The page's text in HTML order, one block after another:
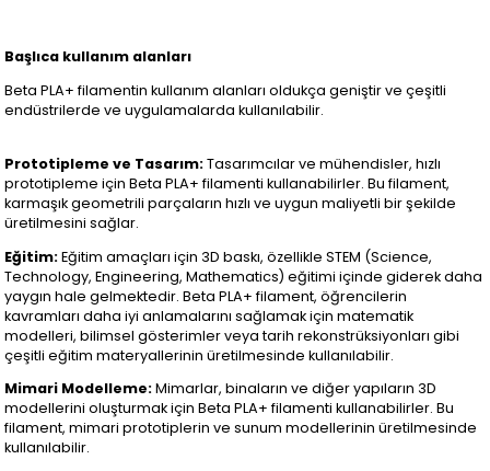
Başlıca kullanım alanları
Beta PLA+ filamentin kullanım alanları oldukça geniştir ve çeşitli
endüstrilerde ve uygulamalarda kullanılabilir.
Prototipleme ve Tasarım:Tasarımcılar ve mühendisler, hızlı
prototipleme için Beta PLA+ filamenti kullanabilirler. Bu filament,
karmaşık geometrili parçaların hızlı ve uygun maliyetli bir şekilde
üretilmesini sağlar.
Eğitim:Eğitim amaçları için 3D baskı, özellikle STEM (Science,
Technology, Engineering, Mathematics) eğitimi içinde giderek daha
yaygın hale gelmektedir. Beta PLA+ filament, öğrencilerin
kavramları daha iyi anlamalarını sağlamak için matematik
modelleri, bilimsel gösterimler veya tarih rekonstrüksiyonları gibi
çeşitli eğitim materyallerinin üretilmesinde kullanılabilir.
Mimari Modelleme:Mimarlar, binaların ve diğer yapıların 3D
modellerini oluşturmak için Beta PLA+ filamenti kullanabilirler. Bu
filament, mimari prototiplerin ve sunum modellerinin üretilmesinde
kullanılabilir.